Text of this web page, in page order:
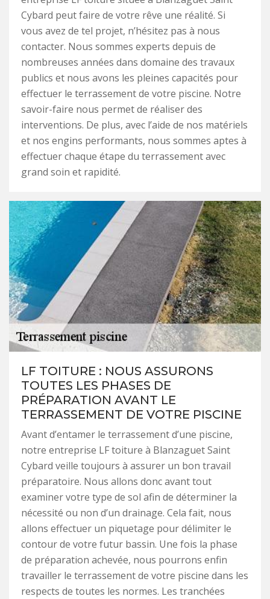
Cybard peut faire de votre rêve une réalité. Si
vous avez de tel projet, n’hésitez pas à nous
contacter. Nous sommes experts depuis de
nombreuses années dans domaine des travaux
publics et nous avons les pleines capacités pour
effectuer le terrassement de votre piscine. Notre
savoir-faire nous permet de réaliser des
interventions. De plus, avec l’aide de nos matériels
et nos engins performants, nous sommes aptes à
effectuer chaque étape du terrassement avec
grand soin et rapidité.
LF TOITURE : NOUS ASSURONS
TOUTES LES PHASES DE
PRÉPARATION AVANT LE
TERRASSEMENT DE VOTRE PISCINE
Avant d’entamer le terrassement d’une piscine,
notre entreprise LF toiture à Blanzaguet Saint
Cybard veille toujours à assurer un bon travail
préparatoire. Nous allons donc avant tout
examiner votre type de sol afin de déterminer la
nécessité ou non d’un drainage. Cela fait, nous
allons effectuer un piquetage pour délimiter le
contour de votre futur bassin. Une fois la phase
de préparation achevée, nous pourrons enfin
travailler le terrassement de votre piscine dans les
respects de toutes les normes. Les tranchées